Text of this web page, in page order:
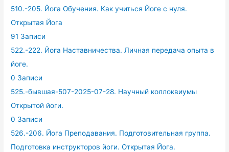
510.-205. Йога Обучения. Как учиться Йоге с нуля.
Открытая Йога
91 Записи
522.-222. Йога Наставничества. Личная передача опыта в
йоге.
0 Записи
525.-бывшая-507-2025-07-28. Научный коллоквиумы
Открытой йоги.
0 Записи
526.-206. Йога Преподавания. Подготовительная группа.
Подготовка инструкторов йоги. Открытая Йога.